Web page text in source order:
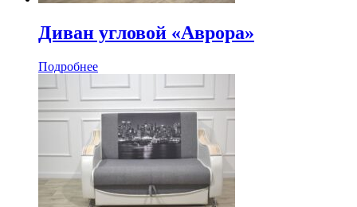
Диван угловой «Аврора»
Подробнее